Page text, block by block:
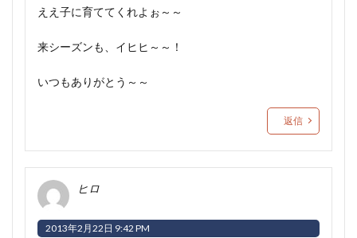
ええ子に育ててくれよぉ～～
来シーズンも、イヒヒ～～！
いつもありがとう～～
返信
ヒロ
2013年2月22日 9:42 PM